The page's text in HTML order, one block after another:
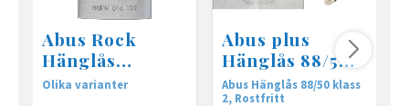
Abus Rock
Hänglås
83TI/IB50 hög
Olika varianter
Abus plus
Hänglås 88/50,
Klass 2
Abus Hänglås 88/50 klass
2, Rostfritt